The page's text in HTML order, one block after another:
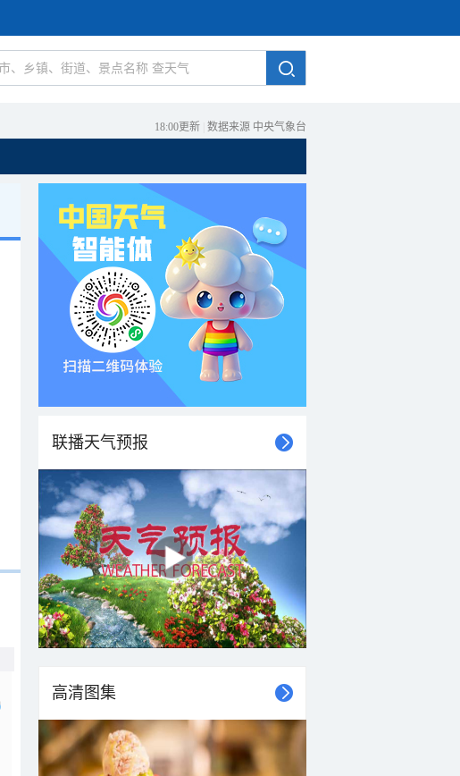
18:00更新 数据来源 中央气象台
联播天气预报
高清图集